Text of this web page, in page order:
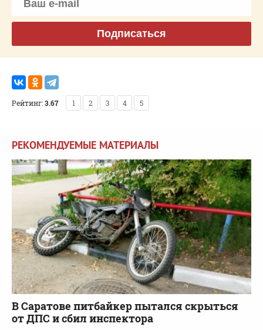
Подписаться
Рейтинг:3.67 1 2 3 4 5
РЕКОМЕНДУЕМЫЕ МАТЕРИАЛЫ
В Саратове питбайкер пытался скрыться
от ДПС и сбил инспектора